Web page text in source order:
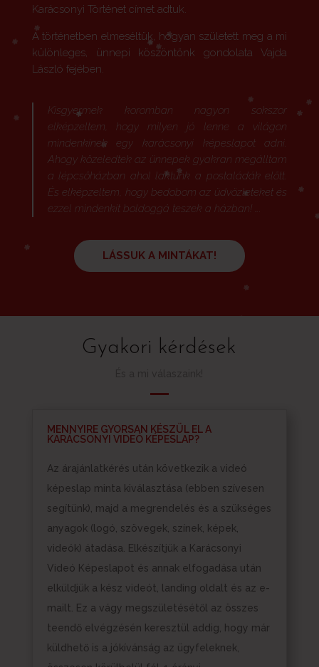
Karácsonyi Történet címet adtuk.
A történetben elmeséltük, hogyan született meg a mi
különleges, ünnepi köszöntőnk gondolata Vajda
László fejében.
Kisgyermek koromban nagyon sokszor
elképzeltem, hogy milyen jó lenne a világon
mindenkinek egy karácsonyi képeslapot adni.
Ahogy közeledtek az ünnepek gyakran megálltam
a lépcsőházban ahol laktunk a postaládák előtt.
És elképzeltem, hogy bedobom az üdvözleteket és
ezzel mindenkit boldoggá teszek a házban! ….
LÁSSUK A MINTÁKAT!
Gyakori kérdések
MENNYIRE GYORSAN KÉSZÜL EL A
KARÁCSONYI VIDEÓ KÉPESLAP?
Az árajánlatkérés után következik a videó
képeslap minta kiválasztása (ebben szívesen
segítünk), majd a megrendelés és a szükséges
anyagok (logó, szövegek, színek, képek,
videók) átadása. Elkészítjük a Karácsonyi
Videó Képeslapot és annak elfogadása után
elküldjük a kész videót, landing oldalt és az e-
mailt. Ez a vágy megszületésétől az összes
teendő elvégzésén keresztül addig, hogy már
küldhető is a jókívánság az ügyfeleknek,